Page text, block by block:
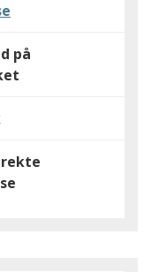
på